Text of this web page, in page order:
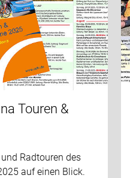
Touren &
Radtouren des
auf einen Blick.